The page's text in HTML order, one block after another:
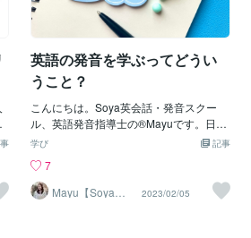
か迷う例えばこんなフレーズ👇「来週旅
行に行きます」「今夜カレーを作りま
す」「明日、英語を勉強します」これを
全部 will で言ってしまっていませんか？I
will go on a trip next week. I will cook cur
ry tonight. I will study English tomorrow.
文法的には間違いではありません。です
が、ネイティブは 状況によって使い分け
ます。📚 その場の決定と予定の違い1️⃣ w
「よし、そうする！」と決めたときに使
います。A: I’m thirsty. （のどが渇いた
な）B: I’ll get you some water. （じゃあ
英語の発音を学ぶってどうい
うこと？
こんにちは。Soya英会話・発音スクー
ル、英語発音指導士の®︎Mayuです。日本
で義務教育を受けてきた方は皆さん、学
と思います。文法はもちろん、リーディ
ング、ライティング、リスニング、スピ
ーキング…全て網羅されているように感
記事
学び
7
Mayu【Soya英
会話・発音スク
2023/02/05